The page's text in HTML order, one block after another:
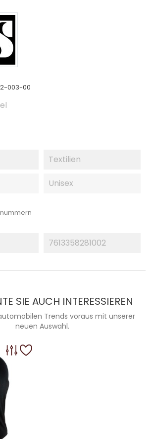
003-00
Textilien
Unisex
7613358281002
SIE AUCH INTERESSIEREN
Trends voraus mit unserer
neuen Auswahl.